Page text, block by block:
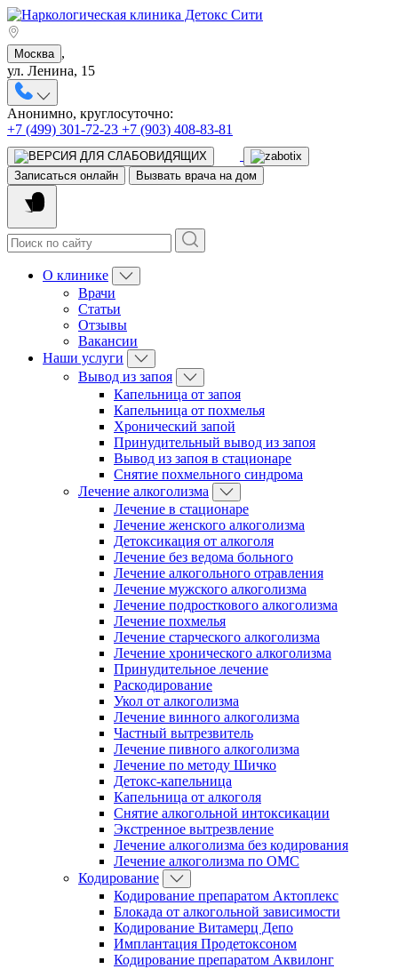
Москва ,
ул. Ленина, 15
Анонимно, круглосуточно:
+7 (499) 301-72-23 +7 (903) 408-83-81
Записаться онлайн Вызвать врача на дом
О клинике
Врачи
Статьи
Отзывы
Вакансии
Наши услуги
Вывод из запоя
Капельница от запоя
Капельница от похмелья
Хронический запой
Принудительный вывод из запоя
Вывод из запоя в стационаре
Снятие похмельного синдрома
Лечение алкоголизма
Лечение в стационаре
Лечение женского алкоголизма
Детоксикация от алкоголя
Лечение без ведома больного
Лечение алкогольного отравления
Лечение мужского алкоголизма
Лечение подросткового алкоголизма
Лечение похмелья
Лечение старческого алкоголизма
Лечение хронического алкоголизма
Принудительное лечение
Раскодирование
Укол от алкоголизма
Лечение винного алкоголизма
Частный вытрезвитель
Лечение пивного алкоголизма
Лечение по методу Шичко
Детокс-капельница
Капельница от алкоголя
Снятие алкогольной интоксикации
Экстренное вытрезвление
Лечение алкоголизма без кодирования
Лечение алкоголизма по ОМС
Кодирование
Кодирование препаратом Актоплекс
Блокада от алкогольной зависимости
Кодирование Витамерц Депо
Имплантация Продетоксоном
Кодирование препаратом Аквилонг